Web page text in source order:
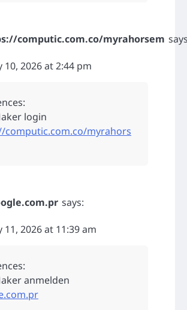
computic.com.co/myrahorsem
10, 2026 at 2:44 pm
login
computic.com.co/myrahors
says:
11, 2026 at 11:39 am
anmelden